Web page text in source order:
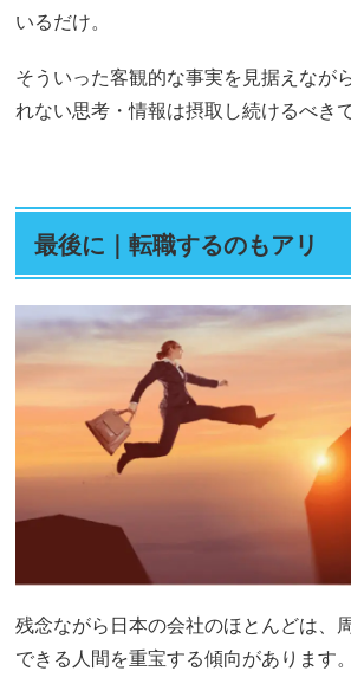
いるだけ。
そういった客観的な事実を見据えなが
れない思考・情報は摂取し続けるべきで
最後に｜転職するのもアリ
残念ながら日本の会社のほとんどは、
できる人間を重宝する傾向があります。